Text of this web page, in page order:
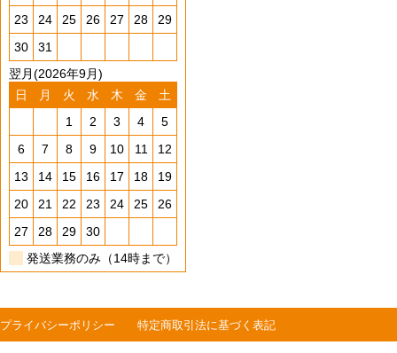
23
24 25 26 27 28
29
30
31
翌月(2026年9月)
日
月 火 水 木 金
土
1
2 3 4
5
6
7 8 9 10 11
12
13
14 15 16 17 18
19
20
21 22 23 24 25
26
27
28 29
30
発送業務のみ（14時まで）
プライバシーポリシー 特定商取引法に基づく表記